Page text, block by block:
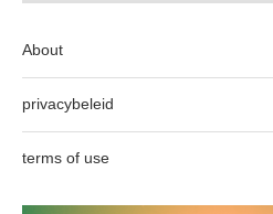
About
privacybeleid
terms of use